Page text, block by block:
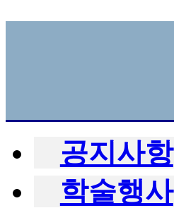
공지사항
학술행사